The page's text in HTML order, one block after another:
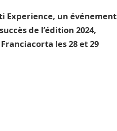
Experience, un événement
de l’édition 2024,
les 28 et 29